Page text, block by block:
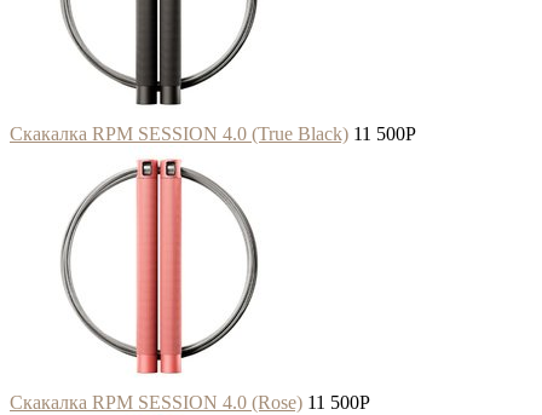
Скакалка RPM SESSION 4.0 (True Black) 11 500P
Скакалка RPM SESSION 4.0 (Rose) 11 500P